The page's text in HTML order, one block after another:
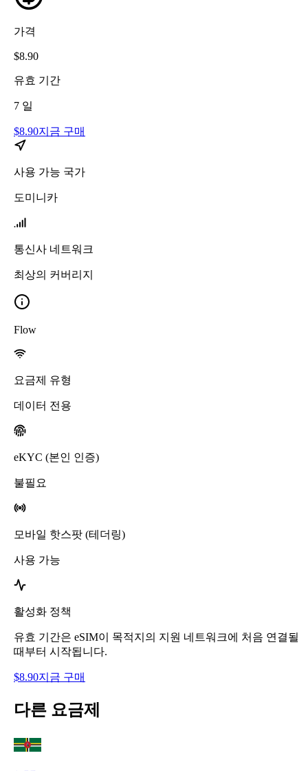
가격
$8.90
유효 기간
7 일
$8.90지금 구매
사용 가능 국가
도미니카
통신사 네트워크
최상의 커버리지
Flow
요금제 유형
데이터 전용
eKYC (본인 인증)
불필요
모바일 핫스팟 (테더링)
사용 가능
활성화 정책
유효 기간은 eSIM이 목적지의 지원 네트워크에 처음 연결될
때부터 시작됩니다.
$8.90지금 구매
다른 요금제